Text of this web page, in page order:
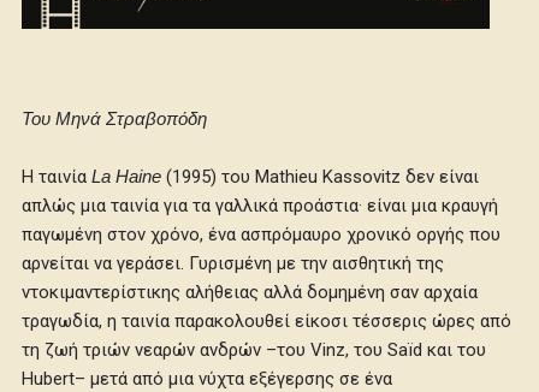
Του Μηνά Στραβοπόδη
Η ταινίαLa Haine (1995) του Mathieu Kassovitz δεν είναι
απλώς μια ταινία για τα γαλλικά προάστια· είναι μια κραυγή
παγωμένη στον χρόνο, ένα ασπρόμαυρο χρονικό οργής που
αρνείται να γεράσει. Γυρισμένη με την αισθητική της
ντοκιμαντερίστικης αλήθειας αλλά δομημένη σαν αρχαία
τραγωδία, η ταινία παρακολουθεί είκοσι τέσσερις ώρες από
τη ζωή τριών νεαρών ανδρών –του Vinz, του Saïd και του
Hubert– μετά από μια νύχτα εξέγερσης σε ένα